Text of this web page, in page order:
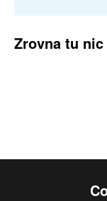
Zrovna tu nic